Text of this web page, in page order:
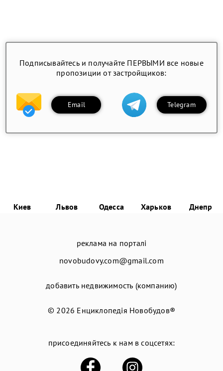
Подписывайтесь и получайте ПЕРВЫМИ все новые
пропозиции от застройщиков:
Email Telegram
Киев Львов Одесса Харьков Днепр
реклама на порталі
novobudovy.com@gmail.com
добавить недвижимость (компанию)
© 2026 Енциклопедія Новобудов®
присоединяйтесь к нам в соцсетях: